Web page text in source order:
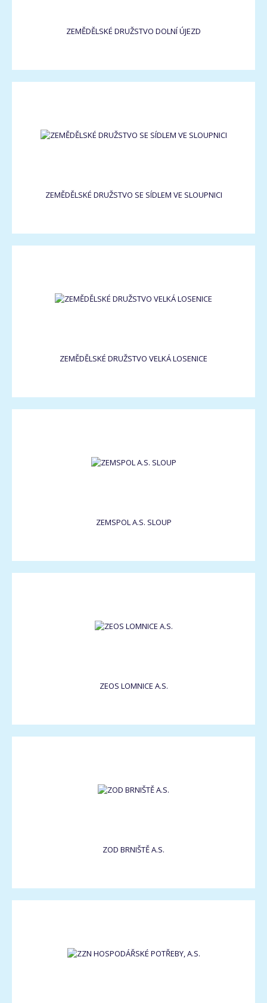
ZEMĚDĚLSKÉ DRUŽSTVO DOLNÍ ÚJEZD
ZEMĚDĚLSKÉ DRUŽSTVO SE SÍDLEM VE SLOUPNICI
ZEMĚDĚLSKÉ DRUŽSTVO VELKÁ LOSENICE
ZEMSPOL A.S. SLOUP
ZEOS LOMNICE A.S.
ZOD BRNIŠTĚ A.S.